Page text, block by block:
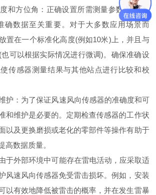
方位角：正确设置所需测量参数(如高度
确数据至关重要。对于大多数应用场景而
置在一个标准化高度(例如10米)上，并且与
可以根据实际情况进行微调)。确保准确设
传感器测量结果与其他站点进行比较和校
：为了保证风速风向传感器的准确度和可
和维护是必要的。定期检查传感器的工作状
以及更换磨损或老化的零部件等操作有助于
高数据质量。
外部环境中可能存在雷电活动，应采取适
风速风向传感器免受雷击损坏。例如，安装
以有效地降低被雷击的概率，并在发生雷暴